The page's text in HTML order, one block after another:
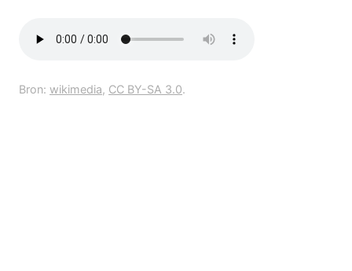
Bron: wikimedia, CC BY-SA 3.0.